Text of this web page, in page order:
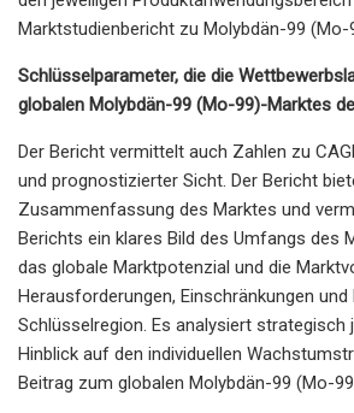
Marktstudienbericht zu Molybdän-99 (Mo-
Schlüsselparameter, die die
globalen Molybdän-99 (Mo-99)-Marktes
Der Bericht vermittelt auch Zahlen zu
und prognostizierter Sicht. Der Bericht
Zusammenfassung des Marktes und
Berichts ein klares Bild des Umfangs des
das globale Marktpotenzial und die
Herausforderungen, Einschränkungen und
Schlüsselregion. Es analysiert strategisch
Hinblick auf den individuellen
Beitrag zum globalen Molybdän-99 (Mo-